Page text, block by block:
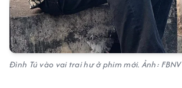
Đình Tú vào vai trai hư ở phim mới. Ảnh: FBNV